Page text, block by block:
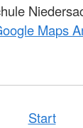
Maps
Start